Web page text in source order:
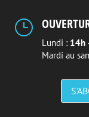
}
Lundi : 14h
Mardi au